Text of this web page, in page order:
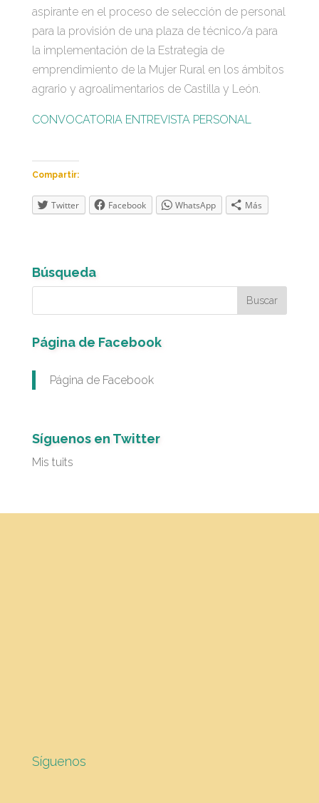
aspirante en el proceso de selección de personal
para la provisión de una plaza de técnico/a para
la implementación de la Estrategia de
emprendimiento de la Mujer Rural en los ámbitos
agrario y agroalimentarios de Castilla y León.
CONVOCATORIA ENTREVISTA PERSONAL
Compartir:
Twitter Facebook WhatsApp Más
Búsqueda
Página de Facebook
Página de Facebook
Síguenos en Twitter
Mis tuits
Síguenos